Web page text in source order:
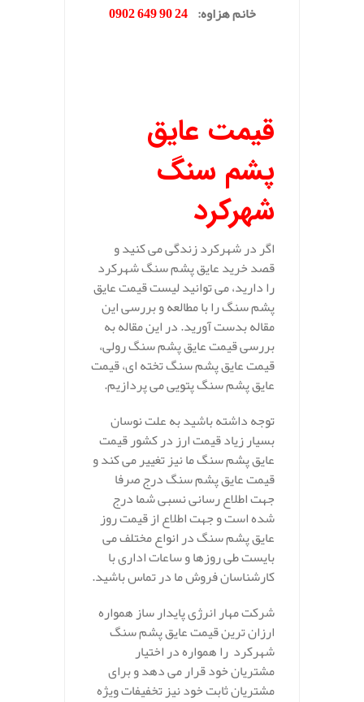
خانم هزاوه:
24 90 649 0902
قیمت عایق
پشم سنگ
شهرکرد
اگر در شهرکرد زندگی می کنید و
قصد خرید عایق پشم سنگ شهرکرد
را دارید، می توانید لیست قیمت عایق
پشم سنگ را با مطالعه و بررسی این
مقاله بدست آورید. در این مقاله به
بررسی قیمت عایق پشم سنگ رولی،
قیمت عایق پشم سنگ تخته ای، قیمت
عایق پشم سنگ پتویی می پردازیم.
توجه داشته باشید به علت نوسان
بسیار زیاد قیمت ارز در کشور قیمت
عایق پشم سنگ ما نیز تغییر می کند و
قیمت عایق پشم سنگ درج صرفا
جهت اطلاع رسانی نسبی شما درج
شده است و جهت اطلاع از قیمت روز
عایق پشم سنگ در انواع مختلف می
بایست طی روزها و ساعات اداری با
کارشناسان فروش ما در تماس باشید.
شرکت مهار انرژی پایدار ساز همواره
ارزان ترین قیمت عایق پشم سنگ
شهرکرد را همواره در اختیار
مشتریان خود قرار می دهد و برای
مشتریان ثابت خود نیز تخفیفات ویژه